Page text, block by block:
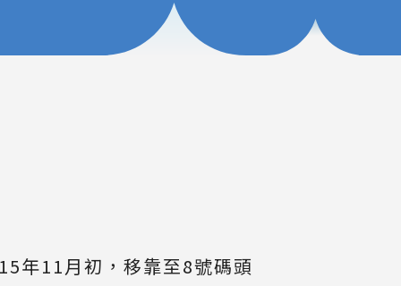
年11月初，移靠至8號碼頭